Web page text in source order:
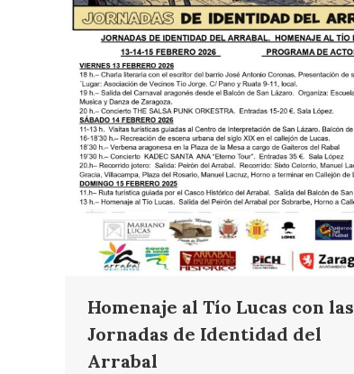
Homenaje al Tío Lucas con las
Jornadas de Identidad del
Arrabal